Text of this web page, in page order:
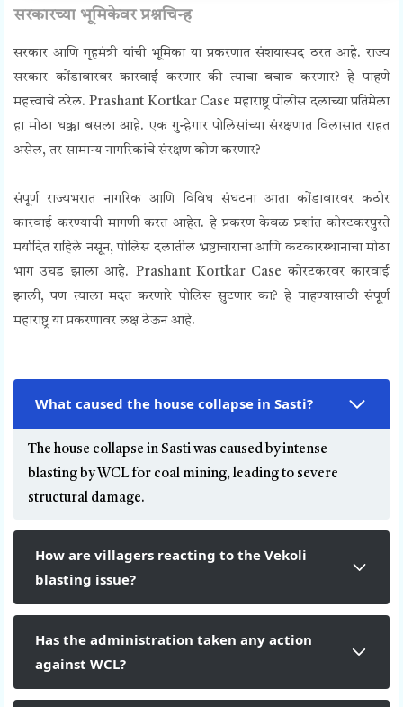
सरकारच्या भूमिकेवर प्रश्नचिन्ह
सरकार आणि गृहमंत्री यांची भूमिका या प्रकरणात संशयास्पद ठरत आहे. राज्य
सरकार कोंडावारवर कारवाई करणार की त्याचा बचाव करणार? हे पाहणे
महत्त्वाचे ठरेल. Prashant Kortkar Caseमहाराष्ट्र पोलीस दलाच्या प्रतिमेला
हा मोठा धक्का बसला आहे. एक गुन्हेगार पोलिसांच्या संरक्षणात विलासात राहत
असेल, तर सामान्य नागरिकांचे संरक्षण कोण करणार?
संपूर्ण राज्यभरात नागरिक आणि विविध संघटना आता कोंडावारवर कठोर
कारवाई करण्याची मागणी करत आहेत. हे प्रकरण केवळ प्रशांत कोरटकरपुरते
मर्यादित राहिले नसून, पोलिस दलातील भ्रष्टाचाराचा आणि कटकारस्थानाचा मोठा
भाग उघड झाला आहे. Prashant Kortkar Case कोरटकरवर कारवाई
झाली, पण त्याला मदत करणारे पोलिस सुटणार का?हे पाहण्यासाठी संपूर्ण
महाराष्ट्र या प्रकरणावर लक्ष ठेऊन आहे.
What caused the house collapse in Sasti?
The house collapse in Sasti was caused by intense
blasting by WCL for coal mining, leading to severe
structural damage.
How are villagers reacting to the Vekoli
blasting issue?
Has the administration taken any action
against WCL?